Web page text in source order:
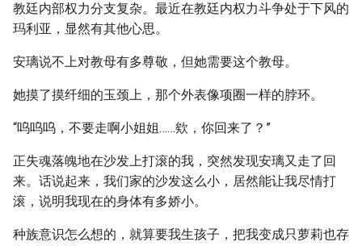
教廷内部权力分支复杂。最近在教廷内权力斗争处于下风的
玛利亚，显然有其他心思。
安璃说不上对教母有多尊敬，但她需要这个教母。
她摸了摸纤细的玉颈上，那个外表像项圈一样的脖环。
“呜呜呜，不要走啊小姐姐……欸，你回来了？”
正失魂落魄地在沙发上打滚的我，突然发现安璃又走了回
来。话说起来，我们家的沙发这么小，居然能让我尽情打
滚，说明我现在的身体有多娇小。
种族意识怎么想的，就算要我生孩子，把我变成只萝莉也存